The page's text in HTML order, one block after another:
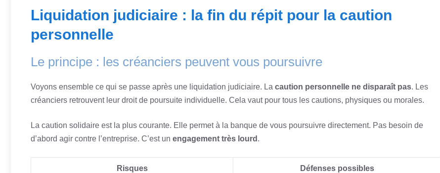
Liquidation judiciaire : la fin du répit pour la caution
personnelle
Le principe : les créanciers peuvent vous poursuivre
Voyons ensemble ce qui se passe après une liquidation judiciaire. La caution personnelle ne disparaît pas. Les
créanciers retrouvent leur droit de poursuite individuelle. Cela vaut pour tous les cautions, physiques ou morales.
La caution solidaire est la plus courante. Elle permet à la banque de vous poursuivre directement. Pas besoin de
d’abord agir contre l’entreprise. C’est un engagement très lourd .
Risques Défenses possibles